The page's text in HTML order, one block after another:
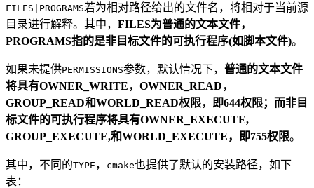
FILES|PROGRAMS若为相对路径给出的文件名，将相对于当前源
目录进行解释。其中， FILES为普通的文本文件，
PROGRAMS指的是非目标文件的可执行程序(如脚本文件)。
如果未提供PERMISSIONS参数，默认情况下， 普通的文本文件
将具有OWNER_WRITE，OWNER_READ，
GROUP_READ和WORLD_READ权限，即644权限；而非目
标文件的可执行程序将具有OWNER_EXECUTE,
GROUP_EXECUTE,和WORLD_EXECUTE，即755权限。
其中，不同的TYPE ， cmake也提供了默认的安装路径，如下
表：